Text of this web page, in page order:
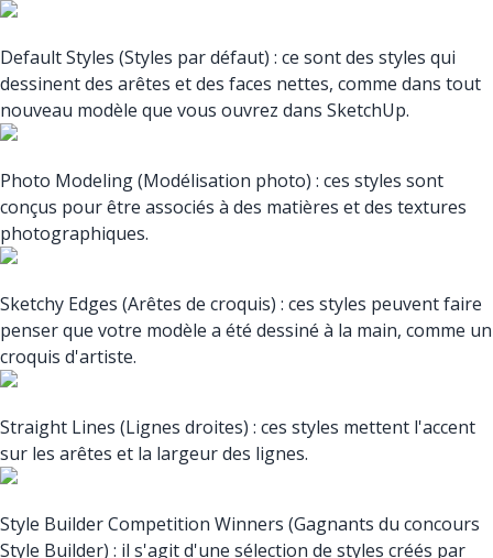
Default Styles (Styles par défaut) : ce sont des styles qui
dessinent des arêtes et des faces nettes, comme dans tout
nouveau modèle que vous ouvrez dans SketchUp.
Photo Modeling (Modélisation photo) : ces styles sont
conçus pour être associés à des matières et des textures
photographiques.
Sketchy Edges (Arêtes de croquis) : ces styles peuvent faire
penser que votre modèle a été dessiné à la main, comme un
croquis d'artiste.
Straight Lines (Lignes droites) : ces styles mettent l'accent
sur les arêtes et la largeur des lignes.
Style Builder Competition Winners (Gagnants du concours
Style Builder) : il s'agit d'une sélection de styles créés par